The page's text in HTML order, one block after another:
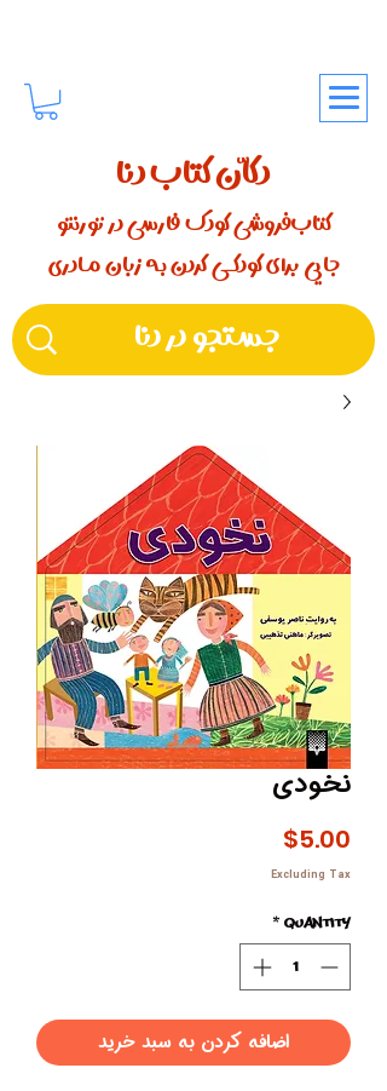
دکّان کتاب دنا
کتاب‌فروشی کودک فارسی در تورنتو
جایی برای کودکـــی کردن بـه زبان مـادری
نخودی
$5.00
Excluding Tax
Quantity
*
اضافه کردن به سبد خرید